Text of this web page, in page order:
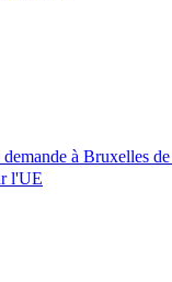
à Bruxelles de
l'UE